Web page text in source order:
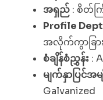
အရှည် : စိတ်
Profile
အလိုက်ကွာခြ
စံချိန်စံညွှန်း :
မျက်နှာပြင်အ
Galvanized